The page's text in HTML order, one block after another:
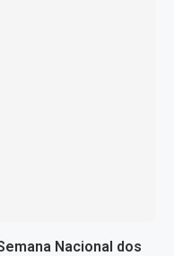
Nacional dos